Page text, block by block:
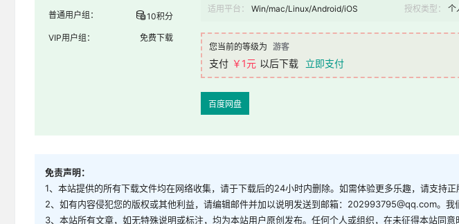
普通用户组： 10积分
VIP用户组： 免费下载
适用平台：
Win/mac/Linux/Android/iOS 授权类型： 个
您当前的等级为 游客
支付 ￥1元 以后下载 立即支付
百度网盘
免责声明：
1、本站提供的所有下载文件均在网络收集，请于下载后的24小时内删除。如需体验更多乐趣，请支持正
2、如有内容侵犯您的版权或其他利益，请编辑邮件并加以说明发送到邮箱：202993795@qq.com。我
3、本站所有文章，如无特殊说明或标注，均为本站用户原创发布。任何个人或组织，在未征得本站同